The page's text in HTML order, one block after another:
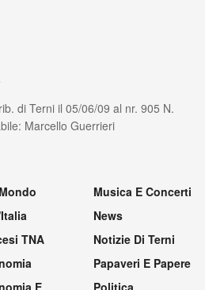
di Terni il 05/06/09 al nr. 905 N.
Marcello Guerrieri
TNA
E
Musica E Concerti
News
Notizie Di Terni
Papaveri E Papere
Politica